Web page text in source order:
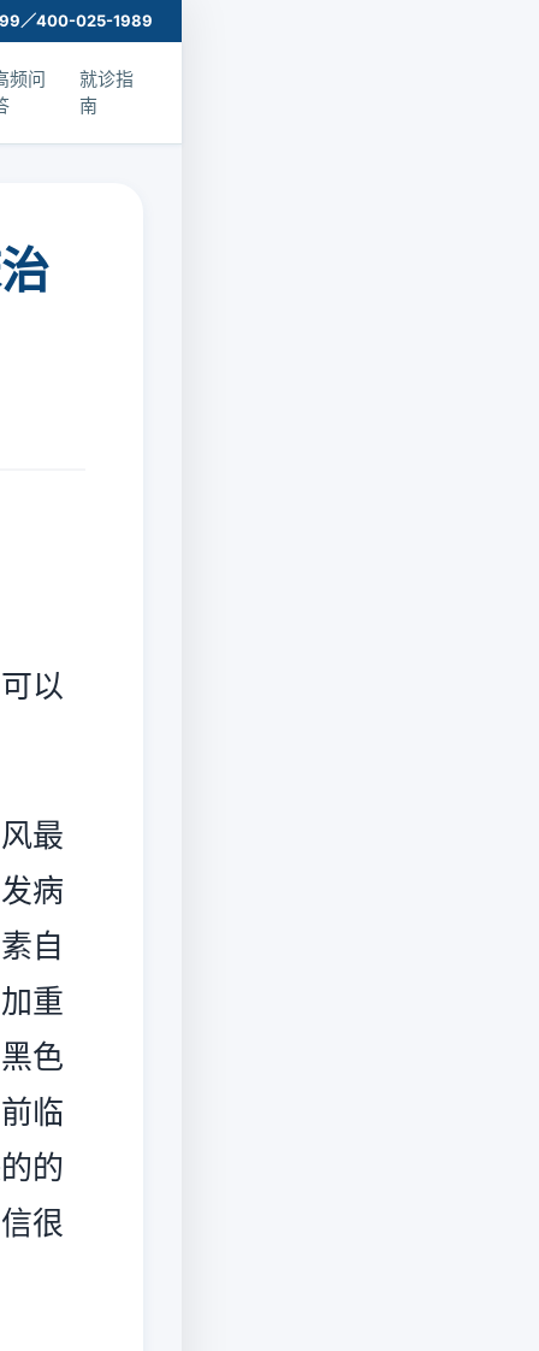
／400-025-1989
频问
就诊指
南
以
最
病
自
重
色
临
的
很